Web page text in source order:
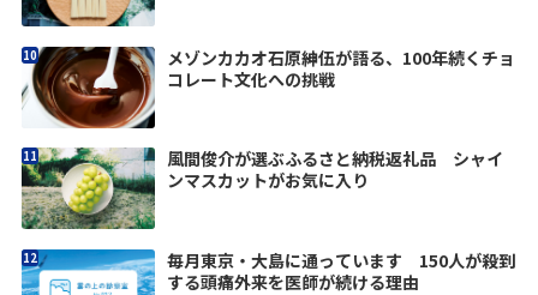
メゾンカカオ石原紳伍が語る、100年続くチョ
コレート文化への挑戦
風間俊介が選ぶふるさと納税返礼品 シャイ
ンマスカットがお気に入り
毎月東京・大島に通っています 150人が殺到
する頭痛外来を医師が続ける理由